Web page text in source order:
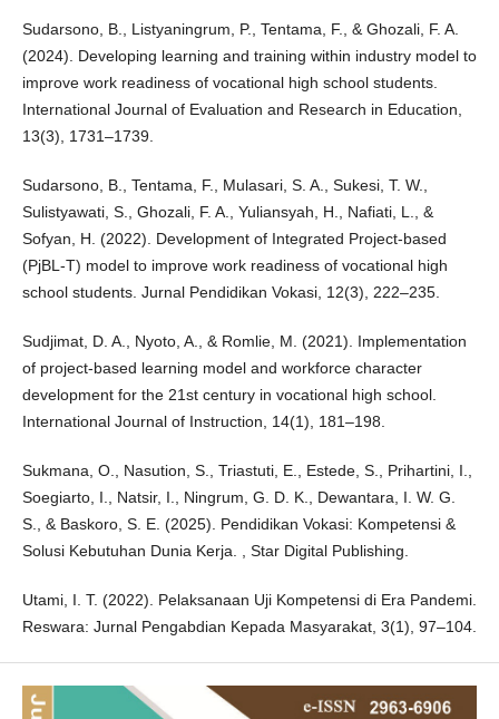
Sudarsono, B., Listyaningrum, P., Tentama, F., & Ghozali, F. A.
(2024). Developing learning and training within industry model to
improve work readiness of vocational high school students.
International Journal of Evaluation and Research in Education,
13(3), 1731–1739.
Sudarsono, B., Tentama, F., Mulasari, S. A., Sukesi, T. W.,
Sulistyawati, S., Ghozali, F. A., Yuliansyah, H., Nafiati, L., &
Sofyan, H. (2022). Development of Integrated Project-based
(PjBL-T) model to improve work readiness of vocational high
school students. Jurnal Pendidikan Vokasi, 12(3), 222–235.
Sudjimat, D. A., Nyoto, A., & Romlie, M. (2021). Implementation
of project-based learning model and workforce character
development for the 21st century in vocational high school.
International Journal of Instruction, 14(1), 181–198.
Sukmana, O., Nasution, S., Triastuti, E., Estede, S., Prihartini, I.,
Soegiarto, I., Natsir, I., Ningrum, G. D. K., Dewantara, I. W. G.
S., & Baskoro, S. E. (2025). Pendidikan Vokasi: Kompetensi &
Solusi Kebutuhan Dunia Kerja. , Star Digital Publishing.
Utami, I. T. (2022). Pelaksanaan Uji Kompetensi di Era Pandemi.
Reswara: Jurnal Pengabdian Kepada Masyarakat, 3(1), 97–104.